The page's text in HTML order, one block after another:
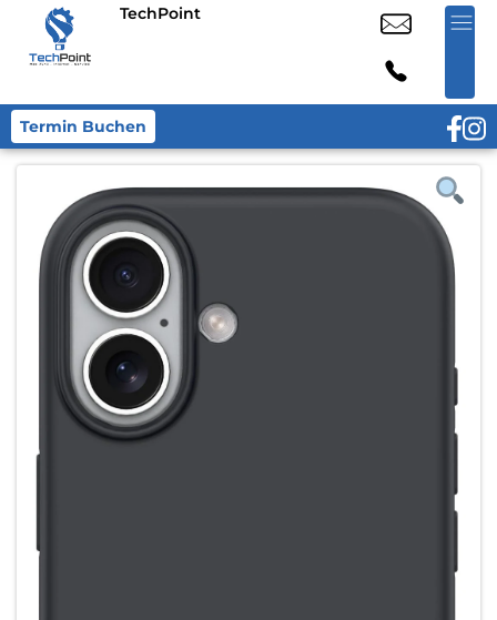
TechPoint
Termin Buchen